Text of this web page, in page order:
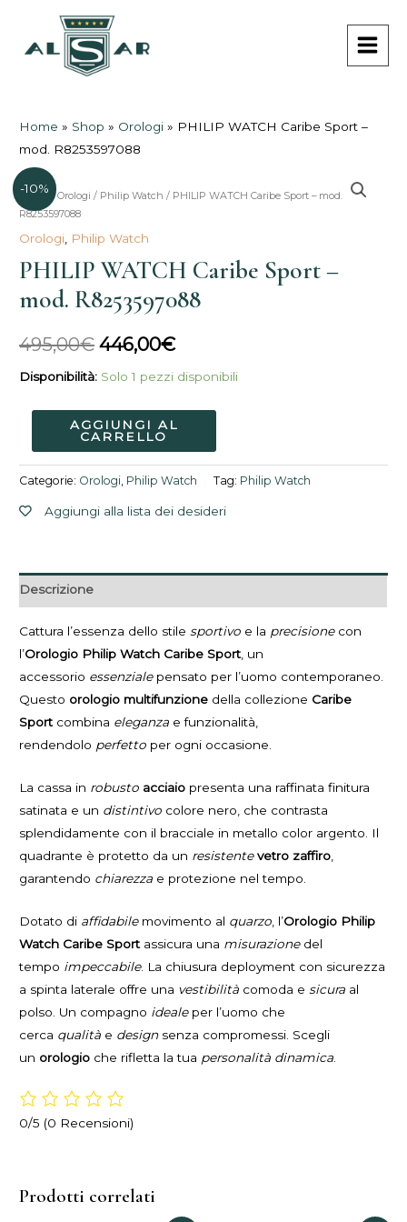
contenuto
Home » Shop » Orologi » PHILIP WATCH Caribe Sport –
mod. R8253597088
-10%
Home /Orologi / Philip Watch / PHILIP WATCH Caribe Sport – mod.
R8253597088
Orologi Philip Watch
PHILIP WATCH Caribe Sport –
mod. R8253597088
495,00€
Il
prezzo
originale
era:
495,00€.
446,00€
Il
attuale
è:
446,00€.
Disponibilità: Solo 1 pezzi disponibili
PHILIP
WATCH
Caribe
Sport
mod.
quantità
AGGIUNGI AL
CARRELLO
Categorie: Orologi Philip Watch Tag: Philip Watch
Aggiungi alla lista dei desideri
Descrizione
Cattura l’essenza dello stile sportivo e la precisionecon
l’Orologio Philip Watch Caribe Sport , un
accessorio essenzialepensato per l’uomo contemporaneo.
Questo orologio multifunzione della collezione Caribe
Sport combina eleganza e funzionalità,
rendendolo perfetto per ogni occasione.
La cassa in robusto acciaio presenta una raffinata finitura
satinata e un distintivo colore nero, che contrasta
splendidamente con il bracciale in metallo color argento. Il
quadrante è protetto da un resistente vetro zaffiro
garantendo chiarezza e protezione nel tempo.
Dotato di affidabilemovimento al quarzo , l’Orologio Philip
Watch Caribe Sport assicura una misurazionedel
tempo impeccabile. La chiusura deployment con sicurezza
a spinta laterale offre una vestibilità comoda e sicura al
polso. Un compagno idealeper l’uomo che
cerca qualità e designsenza compromessi. Scegli
un orologio che rifletta la tua personalità dinamica
0/5 (0 Recensioni)
Prodotti correlati